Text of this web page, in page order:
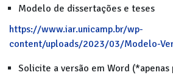
Modelo de dissertações e teses
https://www.iar.unicamp.br/wp-
content/uploads/2023/03/Modelo-
Solicite a versão em Word (*apenas